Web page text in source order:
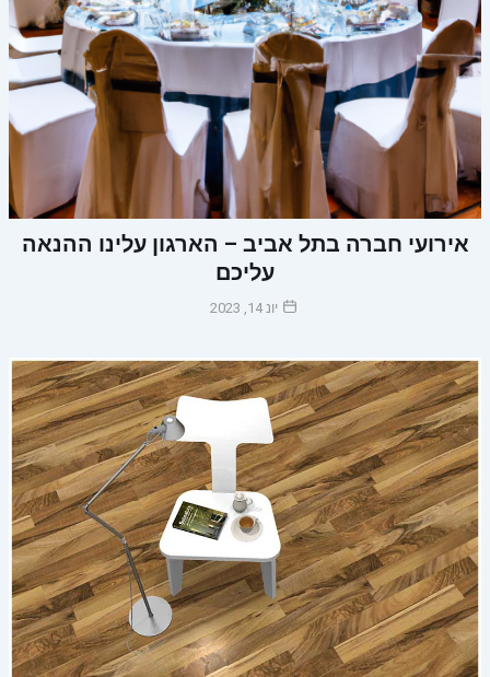
אירועי חברה בתל אביב – הארגון עלינו ההנאה
עליכם
יונ 14, 2023